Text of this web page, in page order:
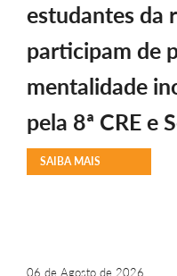
estudantes da
participam de
mentalidade
pela 8ª CRE e
SAIBA MAIS
06 de Agosto de 2026